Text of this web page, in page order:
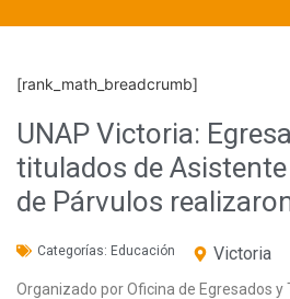
[rank_math_breadcrumb]
UNAP Victoria:
titulados de
de Párvulos
Categorías: Educación Victoria
Organizado por Oficina de Egresados y